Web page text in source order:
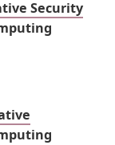
Security